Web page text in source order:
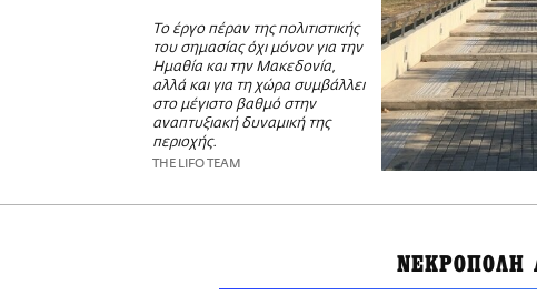
Το έργο πέραν της πολιτιστικής
του σημασίας όχι μόνον για την
Ημαθία και την Μακεδονία,
αλλά και για τη χώρα συμβάλλει
στο μέγιστο βαθμό στην
αναπτυξιακή δυναμική της
περιοχής.
THE LIFO TEAM
ΝΕΚΡΟΠΟΛΗ